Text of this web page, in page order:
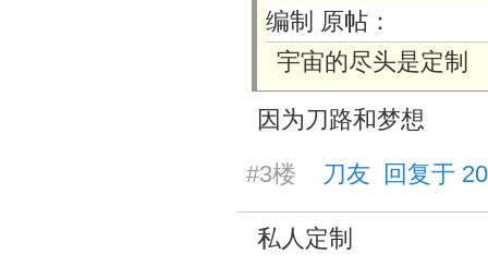
编制 原帖：
宇宙的尽头是定制
因为刀路和梦想
#3楼 刀友 回复于
私人定制